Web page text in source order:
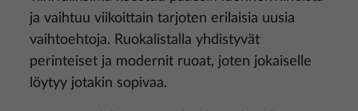
ja vaihtuu viikoittain tarjoten erilaisia uusia
vaihtoehtoja. Ruokalistalla yhdistyvät
perinteiset ja modernit ruoat, joten jokaiselle
löytyy jotakin sopivaa.